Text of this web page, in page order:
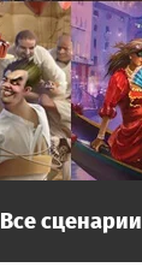
Все сценарии